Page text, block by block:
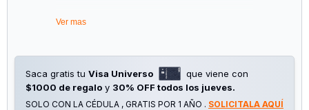
Ver mas
Saca gratis tu Visa Universo
que viene con
$1000 de regalo y 30% OFF todos los jueves.
SOLO CON LA CÉDULA , GRATIS POR 1 AÑO . SOLICITALA AQUÍ